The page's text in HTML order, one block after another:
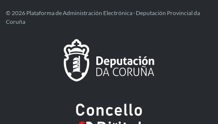
© 2026 Plataforma de Administración Electrónica · Deputación Provincial da
Coruña